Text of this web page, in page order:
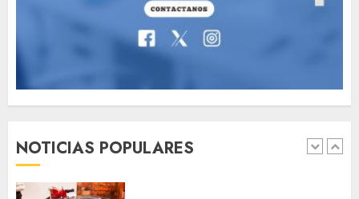
NOTICIAS POPULARES
MAYO 14, 2024
1
Jorge Messi, el hombre
que acompañó a Lionel
AGOSTO 8, 2026